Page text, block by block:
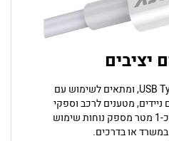
יציבים
הכבל תומך בחיבור USB Type-C, ומתאים לשימוש עם
מטענים לרכב וספקי
כוח מתקדמים. אורך של כ-1 מטר מספק נוחות שימוש
במשרד או בדרכים.